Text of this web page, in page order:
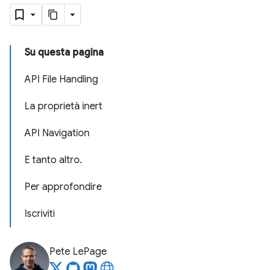
Su questa pagina
API File Handling
La proprietà inert
API Navigation
E tanto altro.
Per approfondire
Iscriviti
Pete LePage